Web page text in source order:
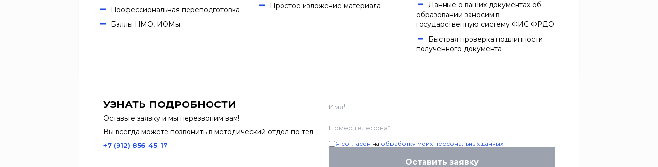
Профессиональная переподготовка
Баллы НМО, ИОМы
Простое изложение материала
Данные о ваших документах об
образовании заносим в
государственную систему ФИС ФРДО
Быстрая проверка подлинности
полученного документа
УЗНАТЬ ПОДРОБНОСТИ
Оставьте заявку и мы перезвоним вам!
Вы всегда можете позвонить в методический отдел по тел.
+7 (912) 856-45-17
Я согласен на обработку моих персональных данных
Оставить заявку